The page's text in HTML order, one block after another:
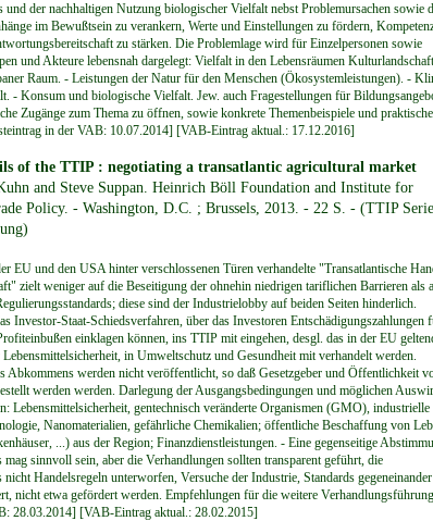
und der nachhaltigen Nutzung biologischer Vielfalt nebst Problemursachen sowie
im Bewußtsein zu verankern, Werte und Einstellungen zu fördern,
zu stärken. Die Problemlage wird für Einzelpersonen sowie
und Akteure lebensnah dargelegt: Vielfalt in den Lebensräumen
Raum. - Leistungen der Natur für den Menschen (Ökosystemleistungen). -
- Konsum und biologische Vielfalt. Jew. auch Fragestellungen für
Zugänge zum Thema zu öffnen, sowie konkrete Themenbeispiele und
in der VAB: 10.07.2014] [VAB-Eintrag aktual.: 17.12.2016]
of the TTIP : negotiating a transatlantic agricultural market
and Steve Suppan. Heinrich Böll Foundation and Institute for
Policy. - Washington, D.C. ; Brussels, 2013. - 22 S. - (TTIP
EU und den USA hinter verschlossenen Türen verhandelte "Transatlantische
zielt weniger auf die Beseitigung der ohnehin niedrigen tariflichen Barrieren als
diese sind der Industrielobby auf beiden Seiten hinderlich.
Investor-Staat-Schiedsverfahren, über das Investoren Entschädigungszahlungen
einklagen können, ins TTIP mit eingehen, desgl. das in der EU
in Umweltschutz und Gesundheit mit verhandelt werden.
Abkommens werden nicht veröffentlicht, so daß Gesetzgeber und Öffentlichkeit
werden werden. Darlegung der Ausgangsbedingungen und möglichen
Lebensmittelsicherheit, gentechnisch veränderte Organismen (GMO), industrielle
Nanomaterialien, gefährliche Chemikalien; öffentliche Beschaffung von
...) aus der Region; Finanzdienstleistungen. - Eine gegenseitige
mag sinnvoll sein, aber die Verhandlungen sollten transparent geführt, die
nicht Handelsregeln unterworfen, Versuche der Industrie, Standards gegeneinander
nicht etwa gefördert werden. Empfehlungen für die weitere Verhandlungsführung.
28.03.2014] [VAB-Eintrag aktual.: 28.02.2015]